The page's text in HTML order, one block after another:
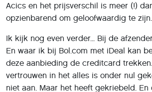
Acics en het prijsverschil is meer (!)
opzienbarend om geloofwaardig te zijn.
Ik kijk nog even verder... Bij de
En waar ik bij Bol.com met iDeal kan
deze aanbieding de creditcard
vertrouwen in het alles is onder nul
niet aan. Maar het heeft gekriebeld.